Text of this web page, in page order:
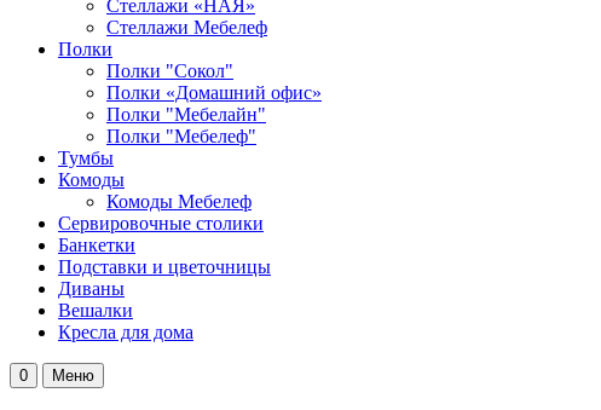
Стеллажи «НАЯ»
Стеллажи Мебелеф
Полки
Полки "Сокол"
Полки «Домашний офис»
Полки "Мебелайн"
Полки "Мебелеф"
Тумбы
Комоды
Комоды Мебелеф
Сервировочные столики
Банкетки
Подставки и цветочницы
Диваны
Вешалки
Кресла для дома
0 Меню